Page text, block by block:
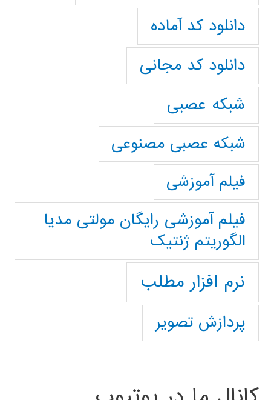
دانلود کد آماده
دانلود کد مجانی
شبکه عصبی
شبکه عصبی مصنوعی
فیلم آموزشی
فیلم آموزشی رایگان مولتی مدیا
الگوریتم ژنتیک
نرم افزار مطلب
پردازش تصویر